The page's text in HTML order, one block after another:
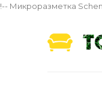
!-- Микроразметка